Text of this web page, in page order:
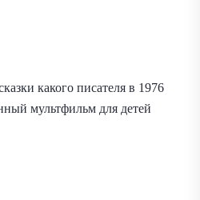
какого писателя в 1976
мультфильм для детей